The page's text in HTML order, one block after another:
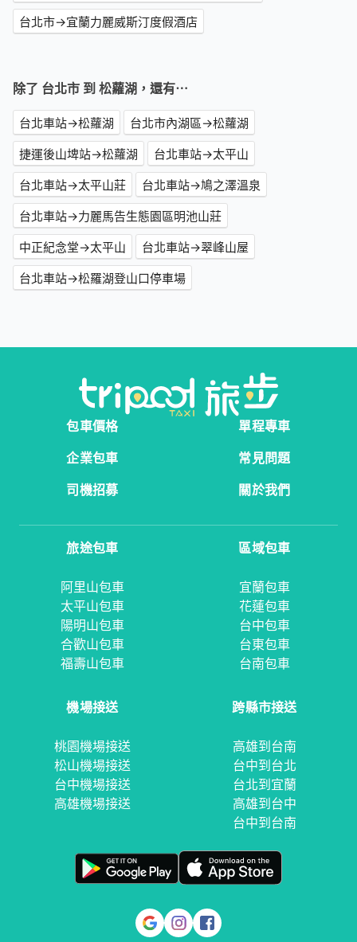
台北市→宜蘭力麗威斯汀度假酒店
除了 台北市 到 松蘿湖，還有⋯
台北車站→松蘿湖
台北市內湖區→松蘿湖
捷運後山埤站→松蘿湖
台北車站→太平山
台北車站→太平山莊
台北車站→鳩之澤溫泉
台北車站→力麗馬告生態園區明池山莊
中正紀念堂→太平山
台北車站→翠峰山屋
台北車站→松羅湖登山口停車場
包車價格
單程專車
企業包車
常見問題
司機招募
關於我們
旅途包車
阿里山包車
太平山包車
陽明山包車
合歡山包車
福壽山包車
區域包車
宜蘭包車
花蓮包車
台中包車
台東包車
台南包車
機場接送
桃園機場接送
松山機場接送
台中機場接送
高雄機場接送
跨縣市接送
高雄到台南
台中到台北
台北到宜蘭
高雄到台中
台中到台南